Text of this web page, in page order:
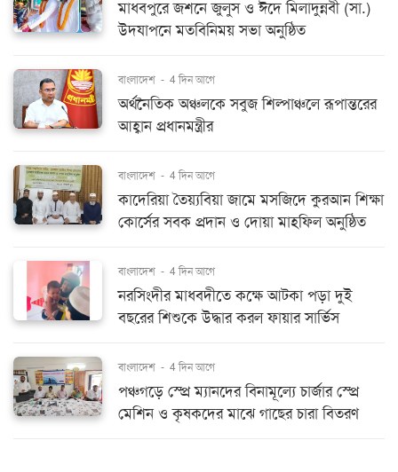
মাধবপুরে জশনে জুলুস ও ঈদে মিলাদুন্নবী (সা.)
উদযাপনে মতবিনিময় সভা অনুষ্ঠিত
বাংলাদেশ - 4 দিন আগে
অর্থনৈতিক অঞ্চলকে সবুজ শিল্পাঞ্চলে রূপান্তরের
আহ্বান প্রধানমন্ত্রীর
বাংলাদেশ - 4 দিন আগে
কাদেরিয়া তৈয়্যবিয়া জামে মসজিদে কুরআন শিক্ষা
কোর্সের সবক প্রদান ও দোয়া মাহফিল অনুষ্ঠিত
বাংলাদেশ - 4 দিন আগে
নরসিংদীর মাধবদীতে কক্ষে আটকা পড়া দুই
বছরের শিশুকে উদ্ধার করল ফায়ার সার্ভিস
বাংলাদেশ - 4 দিন আগে
পঞ্চগড়ে স্প্রে ম্যানদের বিনামূল্যে চার্জার স্প্রে
মেশিন ও কৃষকদের মাঝে গাছের চারা বিতরণ